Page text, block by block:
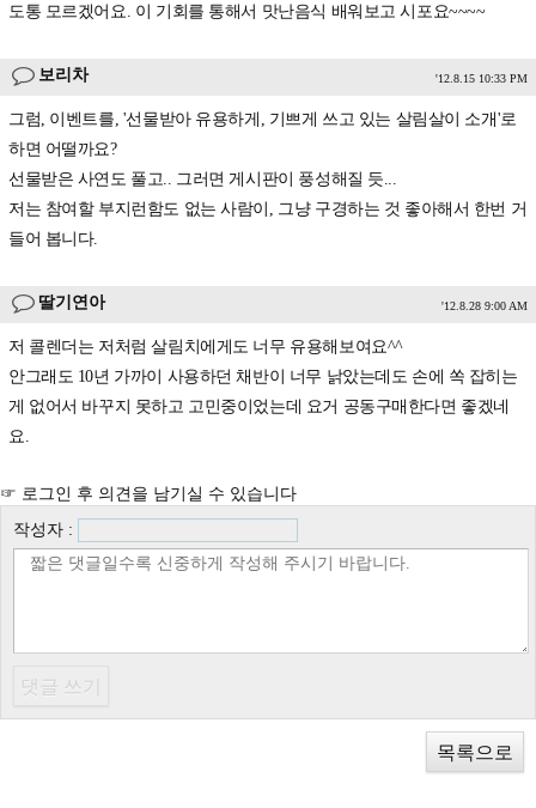
도통 모르겠어요. 이 기회를 통해서 맛난음식 배워보고 시포요~~~~
보리차 '12.8.15 10:33 PM
그럼, 이벤트를, '선물받아 유용하게, 기쁘게 쓰고 있는 살림살이 소개'로
하면 어떨까요?
선물받은 사연도 풀고.. 그러면 게시판이 풍성해질 듯...
저는 참여할 부지런함도 없는 사람이, 그냥 구경하는 것 좋아해서 한번 거
들어 봅니다.
딸기연아 '12.8.28 9:00 AM
저 콜렌더는 저처럼 살림치에게도 너무 유용해보여요^^
안그래도 10년 가까이 사용하던 채반이 너무 낡았는데도 손에 쏙 잡히는
게 없어서 바꾸지 못하고 고민중이었는데 요거 공동구매한다면 좋겠네
요.
☞ 로그인 후 의견을 남기실 수 있습니다
작성자 :
목록으로